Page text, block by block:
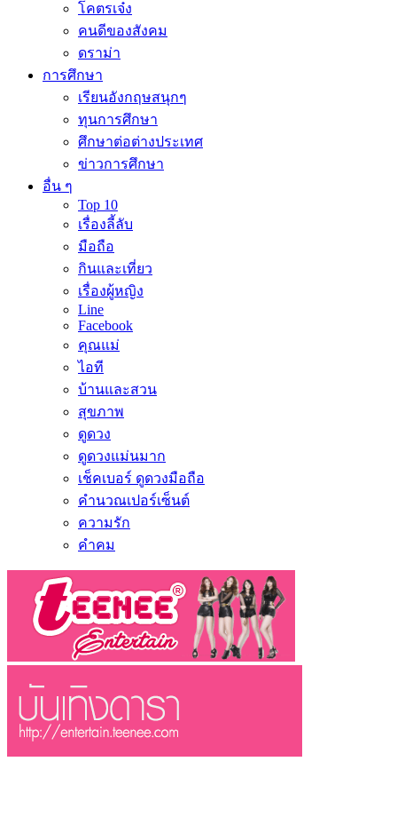
โคตรเจ๋ง
คนดีของสังคม
ดราม่า
การศึกษา
เรียนอังกฤษสนุกๆ
ทุนการศึกษา
ศึกษาต่อต่างประเทศ
ข่าวการศึกษา
อื่น ๆ
Top 10
เรื่องลี้ลับ
มือถือ
กินและเที่ยว
เรื่องผู้หญิง
Line
Facebook
คุณแม่
ไอที
บ้านและสวน
สุขภาพ
ดูดวง
ดูดวงแม่นมาก
เช็คเบอร์ ดูดวงมือถือ
คำนวณเปอร์เซ็นต์
ความรัก
คำคม